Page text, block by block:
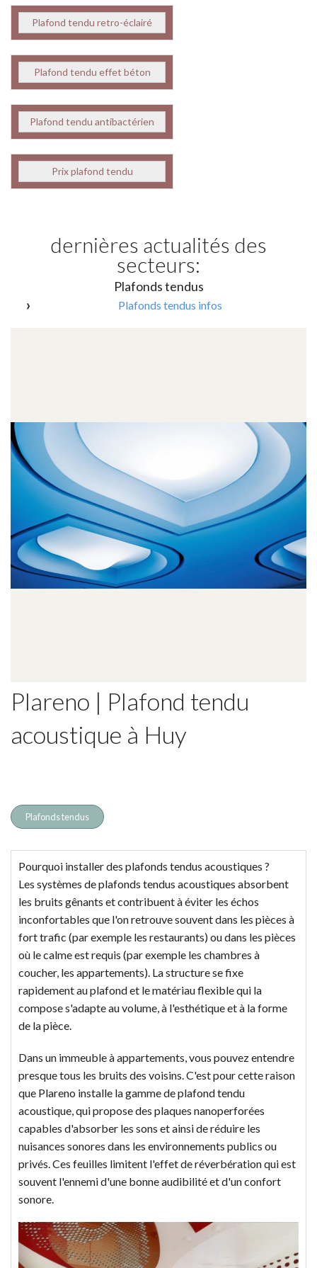
Plareno | Plafond tendu
acoustique à Huy
Plafonds tendus
Pourquoi installer des plafonds tendus acoustiques ?
Les systèmes de plafonds tendus acoustiques absorbent
les bruits gênants et contribuent à éviter les échos
inconfortables que l'on retrouve souvent dans les pièces à
fort trafic (par exemple les restaurants) ou dans les pièces
où le calme est requis (par exemple les chambres à
coucher, les appartements). La structure se fixe
rapidement au plafond et le matériau flexible qui la
compose s'adapte au volume, à l'esthétique et à la forme
de la pièce.
Dans un immeuble à appartements, vous pouvez entendre
presque tous les bruits des voisins. C'est pour cette raison
que Plareno installe la gamme de plafond tendu
acoustique, qui propose des plaques nanoperforées
capables d'absorber les sons et ainsi de réduire les
nuisances sonores dans les environnements publics ou
privés. Ces feuilles limitent l'effet de réverbération qui est
souvent l'ennemi d'une bonne audibilité et d'un confort
sonore.
Plafond tendu retro-éclairé
Plafond tendu effet béton
Plafond tendu antibactérien
Prix plafond tendu
dernières actualités des
secteurs:
Plafonds tendus
Plafonds tendus infos